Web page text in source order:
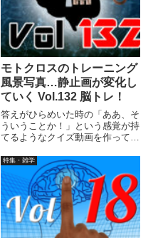
モトクロスのトレーニング
風景写真…静止画が変化し
ていく Vol.132 脳トレ！
答えがひらめいた時の「ああ、そ
ういうことか！」という感覚が持
てるようなクイズ動画を作ってみ
画に答えはありませんので、最後
まで繰り返し見られます。
特集・雑学